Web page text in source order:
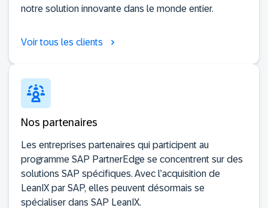
notre solution innovante dans le monde entier.
Voir tous les clients
Nos partenaires
Les entreprises partenaires qui participent au
programme SAP PartnerEdge se concentrent sur des
solutions SAP spécifiques. Avec l’acquisition de
LeanIX par SAP, elles peuvent désormais se
spécialiser dans SAP LeanIX.